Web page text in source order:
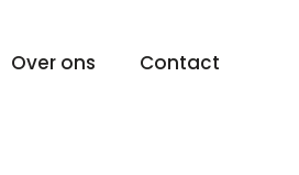
Over ons Contact